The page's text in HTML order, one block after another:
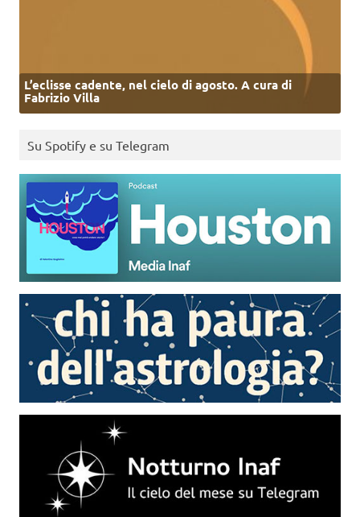
L’eclisse cadente, nel cielo di agosto. A cura di
Fabrizio Villa
Su Spotify e su Telegram